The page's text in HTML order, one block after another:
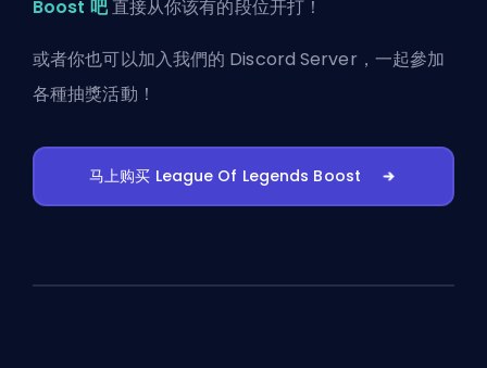
Boost 吧直接从你该有的段位开打！
或者你也可以加入我們的 Discord Server ，一起參加
各種抽獎活動！
马上购买 League Of Legends Boost